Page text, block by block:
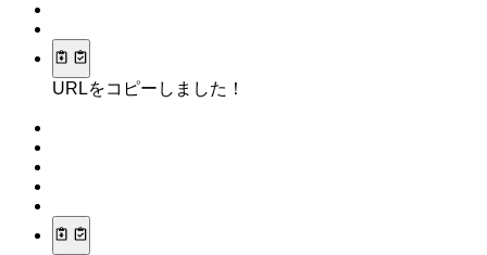
URLをコピーしました！